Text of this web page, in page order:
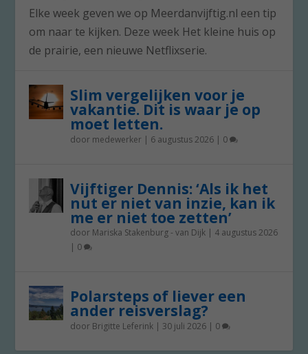
Elke week geven we op Meerdanvijftig.nl een tip
om naar te kijken. Deze week Het kleine huis op
de prairie, een nieuwe Netflixserie.
Slim vergelijken voor je
vakantie. Dit is waar je op
moet letten.
door medewerker | 6 augustus 2026 | 0
Vijftiger Dennis: ‘Als ik het
nut er niet van inzie, kan ik
me er niet toe zetten’
door Mariska Stakenburg - van Dijk | 4 augustus 2026
| 0
Polarsteps of liever een
ander reisverslag?
door Brigitte Leferink | 30 juli 2026 | 0